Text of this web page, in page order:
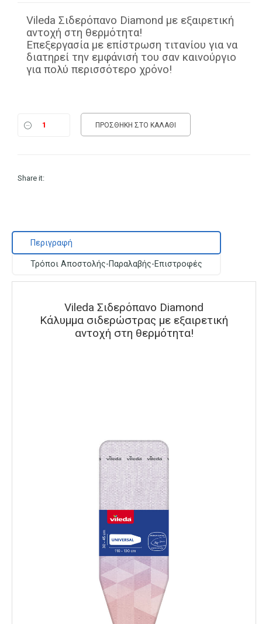
was:
14.90 €.
τιμή
είναι:
11.90 €.
Vileda Σιδερόπανο Diamond με εξαιρετική
αντοχή στη θερμότητα!
Επεξεργασία με επίστρωση τιτανίου για να
διατηρεί την εμφάνισή του σαν καινούργιο
για πολύ περισσότερο χρόνο!
ΠΡΟΣΘΉΚΗ ΣΤΟ ΚΑΛΆΘΙ
Share it:
Περιγραφή
Τρόποι Αποστολής-Παραλαβής-Επιστροφές
Vileda Σιδερόπανο Diamond
Κάλυμμα σιδερώστρας με εξαιρετική
αντοχή στη θερμότητα!